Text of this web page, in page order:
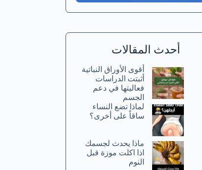
أحدث المقالات
أقوى الأوراق النباتية
أثبتت الدراسات
فعاليتها في دعم
الجسم
لماذا تضع النساء
ساقاً على أخرى؟
ماذا يحدث لجسمك
اذا اكلت موزة قبل
النوم